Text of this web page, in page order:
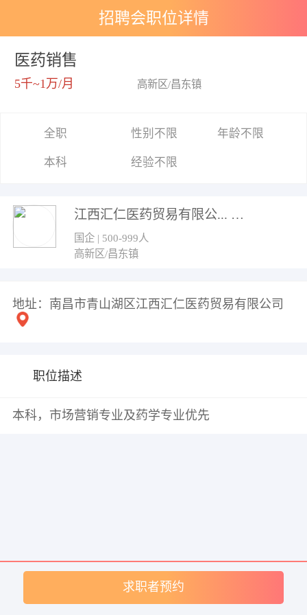
招聘会职位详情
医药销售
5千~1万/月 高新区/昌东镇
全职 性别不限 年龄不限
本科 经验不限
江西汇仁医药贸易有限公...
国企 | 500-999人
高新区/昌东镇
地址：南昌市青山湖区江西汇仁医药贸易有限公司
职位描述
本科，市场营销专业及药学专业优先
求职者预约